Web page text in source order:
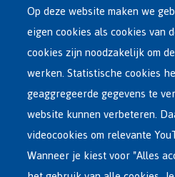
Main
Dutch
Menu
ASIEL IN BELGIË
OPVANGNETWERK
VRIJWILLIGE TERUGKEER
INTERNATIONAAL
Op deze website maken we
eigen cookies als cookies van
cookies zijn noodzakelijk om
werken. Statistische cookies
geaggregeerde gegevens te
website kunnen verbeteren.
videocookies om relevante
Wanneer je kiest voor "Alles